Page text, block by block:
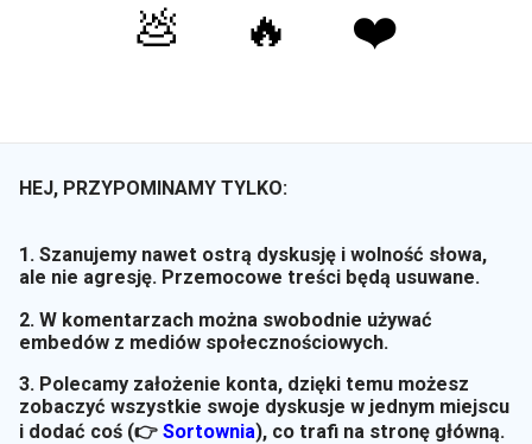
💩 🔥 ❤️
HEJ, PRZYPOMINAMY TYLKO:
1. Szanujemy nawet ostrą dyskusję i wolność słowa,
ale nie agresję. Przemocowe treści będą usuwane.
2. W komentarzach można swobodnie używać
embedów z mediów społecznościowych.
3. Polecamy założenie konta, dzięki temu możesz
zobaczyć wszystkie swoje dyskusje w jednym miejscu
i dodać coś (👉 Sortownia), co trafi na stronę główną.